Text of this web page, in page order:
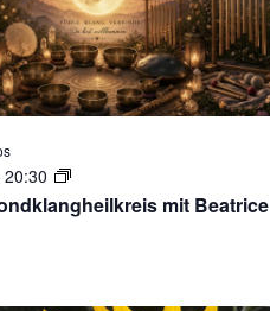
mit Beatrice
20:30